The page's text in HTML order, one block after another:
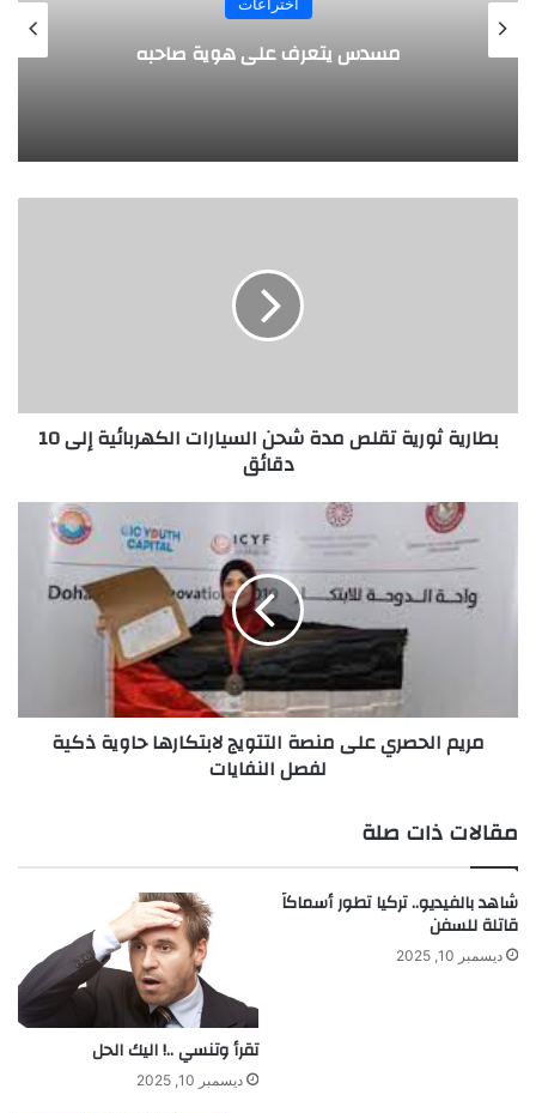
على هوية صاحبه طفل مصري يخرج
10
دقائق
بطارية ثورية تقلص مدة شحن السيارات الكهربائية إلى 10
دقائق
الحصري
لفصل
النفاياتمريم الحصري على منصة التتويج لابتكارها حاوية ذكية
لفصل النفايات
مقالات ذات صلة
شاهد بالفيديو.. تركيا تطور أسماكاً
قاتلة للسفن
ديسمبر 10, 2025
تقرأ وتنسي ..! اليك الحل
ديسمبر 10, 2025